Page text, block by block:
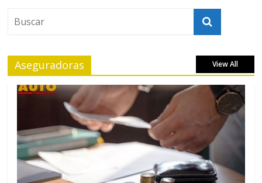
Aseguradoras View All